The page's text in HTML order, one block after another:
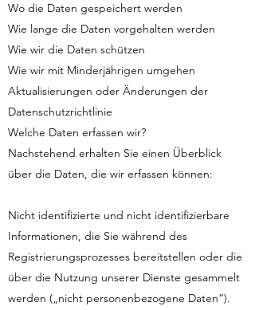
Wo die Daten gespeichert werden
Wie lange die Daten vorgehalten werden
Wie wir die Daten schützen
Wie wir mit Minderjährigen umgehen
Aktualisierungen oder Änderungen der
Datenschutzrichtlinie
Welche Daten erfassen wir?
Nachstehend erhalten Sie einen Überblick
über die Daten, die wir erfassen können:
Nicht identifizierte und nicht identifizierbare
Informationen, die Sie während des
Registrierungsprozesses bereitstellen oder die
über die Nutzung unserer Dienste gesammelt
werden („nicht personenbezogene Daten“).